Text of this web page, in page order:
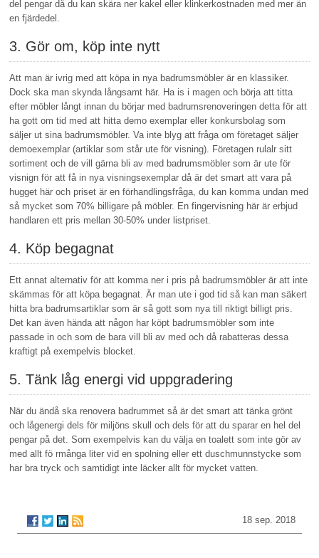
del pengar då du kan skära ner kakel eller klinkerkostnaden med mer än
en fjärdedel.
3. Gör om, köp inte nytt
Att man är ivrig med att köpa in nya badrumsmöbler är en klassiker.
Dock ska man skynda långsamt här. Ha is i magen och börja att titta
efter möbler långt innan du börjar med badrumsrenoveringen detta för att
ha gott om tid med att hitta demo exemplar eller konkursbolag som
säljer ut sina badrumsmöbler. Va inte blyg att fråga om företaget säljer
demoexemplar (artiklar som står ute för visning). Företagen rulalr sitt
sortiment och de vill gärna bli av med badrumsmöbler som är ute för
visnign för att få in nya visningsexemplar då är det smart att vara på
hugget här och priset är en förhandlingsfråga, du kan komma undan med
så mycket som 70% billigare på möbler. En fingervisning här är erbjud
handlaren ett pris mellan 30-50% under listpriset.
4. Köp begagnat
Ett annat alternativ för att komma ner i pris på badrumsmöbler är att inte
skämmas för att köpa begagnat. Är man ute i god tid så kan man säkert
hitta bra badrumsartiklar som är så gott som nya till riktigt billigt pris.
Det kan även hända att någon har köpt badrumsmöbler som inte
passade in och som de bara vill bli av med och då rabatteras dessa
kraftigt på exempelvis blocket.
5. Tänk låg energi vid uppgradering
När du ändå ska renovera badrummet så är det smart att tänka grönt
och lågenergi dels för miljöns skull och dels för att du sparar en hel del
pengar på det. Som exempelvis kan du välja en toalett som inte gör av
med allt fö rmånga liter vid en spolning eller ett duschmunnstycke som
har bra tryck och samtidigt inte läcker allt för mycket vatten.
18 sep. 2018